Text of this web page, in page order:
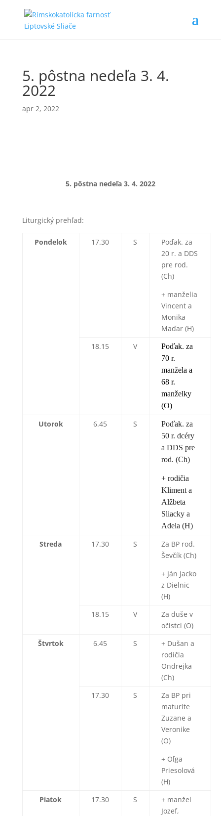
5. pôstna nedeľa 3. 4.
2022
apr 2, 2022
5. pôstna nedeľa3. 4. 2022
Liturgický prehľad:
Pondelok 17.30 S
Poďak. za
20 r. a DDS
pre rod.
(Ch)
+ manželia
Vincent a
Monika
Maďar (H)
18.15
V
Poďak. za
70 r.
manžela a
68 r.
manželky
(O)
Utorok 6.45 S
Poďak. za
50 r. dcéry
a DDS pre
rod. (Ch)
+ rodičia
Kliment a
Alžbeta
Sliacky a
Adela (H)
Streda 17.30 S
Za BP rod.
Ševčík (Ch)
+ Ján Jacko
z Dielnic
(H)
18.15
V
Za duše v
očistci (O)
Štvrtok
6.45 S
+ Dušan a
rodičia
Ondrejka
(Ch)
17.30
S
Za BP pri
maturite
Zuzane a
Veronike
(O)
+ Oľga
Priesolová
(H)
Piatok
17.30 S
+ manžel
Jozef,